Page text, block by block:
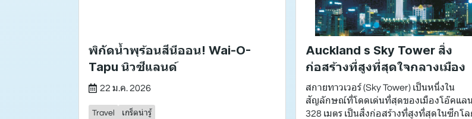
พิกัดน้ำพุร้อนสีนีออน! Wai-O-
Tapu นิวซีแลนด์
22 ม.ค. 2026
Travel เกร็ดน่ารู้
Auckland s Sky Tower สิ่ง
ก่อสร้างที่สูงที่สุดใจกลางเมือง
สกายทาวเวอร์ (Sky Tower) เป็นหนึ่งใน
สัญลักษณ์ที่โดดเด่นที่สุดของเมืองโอ๊คแล
328 เมตร เป็นสิ่งก่อสร้างที่สูงที่สุดในซีกโ